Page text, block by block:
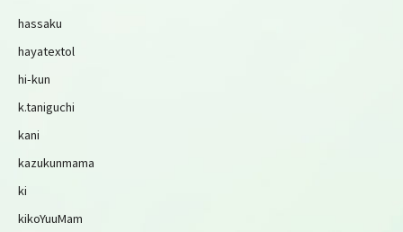
hassaku
hayatextol
hi-kun
k.taniguchi
kani
kazukunmama
ki
kikoYuuMam